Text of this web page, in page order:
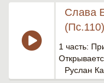
Cлава
(Пс.110)
1 часть:
Руслан